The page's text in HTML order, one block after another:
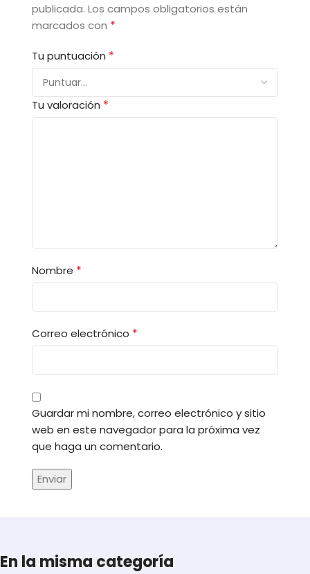
publicada. Los campos obligatorios están
marcados con *
Tu puntuación *
Tu valoración *
Nombre *
Correo electrónico *
Guardar mi nombre, correo electrónico y sitio
web en este navegador para la próxima vez
que haga un comentario.
En la misma categoría